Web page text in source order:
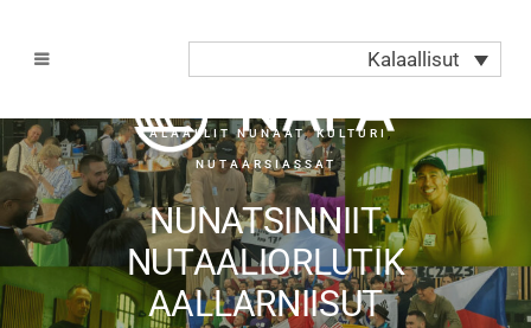
Kalaallisut
KALAALLIT NUNAAT,KULTURI,
NUTAARSIASSAT
NUNATSINNIIT
NUTAALIORLUTIK
AALLARNIISUT